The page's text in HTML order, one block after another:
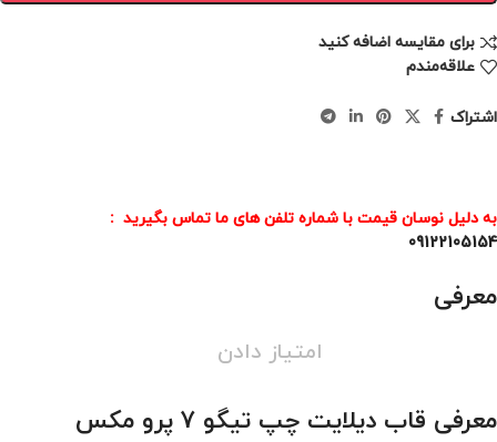
برای مقایسه اضافه کنید
علاقه‌مندم
اشتراک
به دلیل نوسان قیمت با شماره تلفن های ما تماس بگیرید :
09122105154
معرفی
امتیاز دادن
معرفی قاب دیلایت چپ تیگو 7 پرو مکس